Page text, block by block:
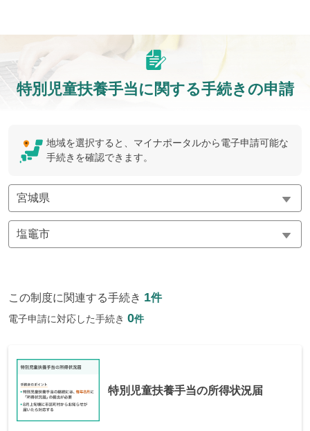
特別児童扶養手当に関する手続きの申請
地域を選択すると、マイナポータルから電子申請可能な
手続きを確認できます。
この制度に関連する手続き 1件
電子申請に対応した手続き 0件
特別児童扶養手当の所得状況届